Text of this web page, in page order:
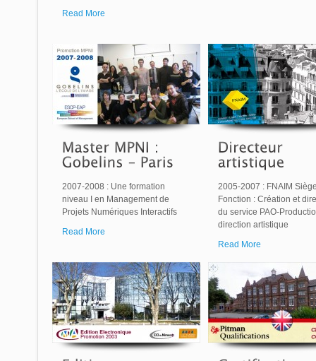
Read More
2007-2008 : Une formation
niveau I en Management de
Projets Numériques Interactifs
Read More
2005-2007 : FNAIM
Fonction : Création et
du service PAO-
direction artistique
Read More